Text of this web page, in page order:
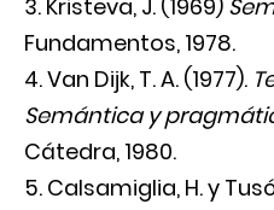
Kristeva, J. (1969)
Fundamentos, 1978.
Van Dijk, T. A. (1977).
Semántica y
Cátedra, 1980.
Calsamiglia, H. y